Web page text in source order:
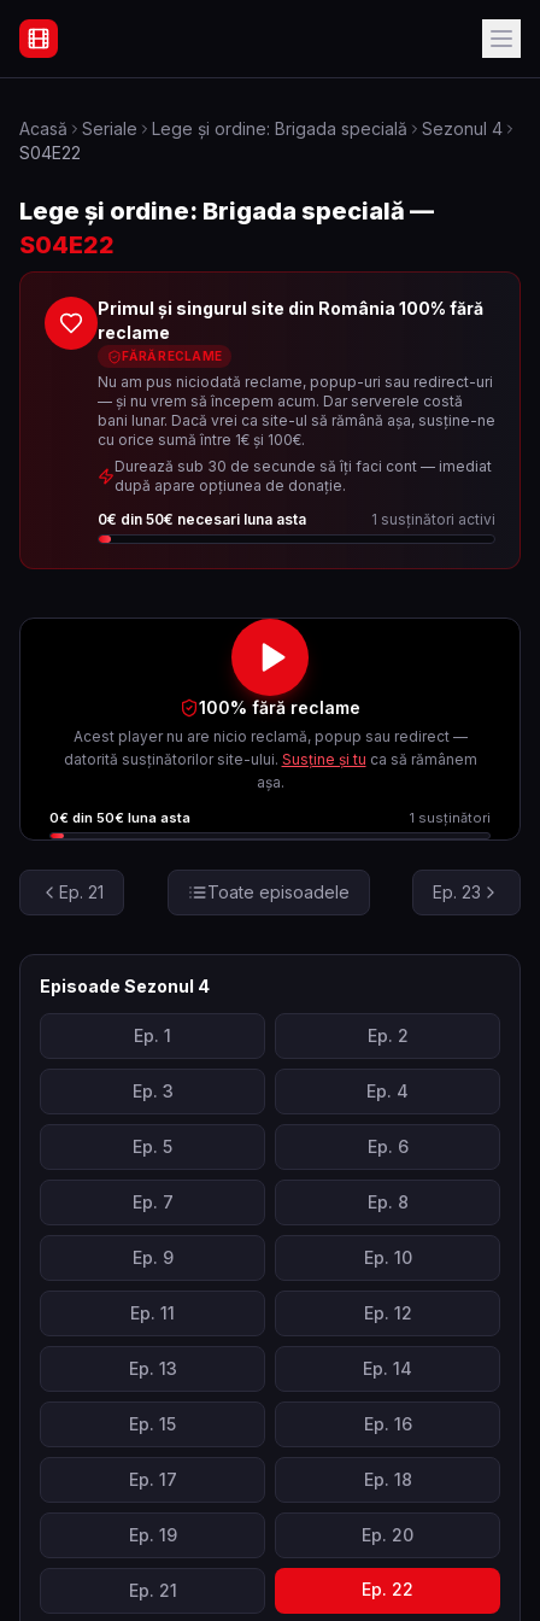
Filme Online Subtitrate - Acasă
Acasă Seriale Lege și ordine: Brigada specială Sezonul 4
S04E22
Lege și ordine: Brigada specială —
S04E22
Primul și singurul site din România 100% fără
reclame
FĂRĂ RECLAME
Nu am pus niciodată reclame, popup-uri sau redirect-uri
— și nu vrem să începem acum. Dar serverele costă
bani lunar. Dacă vrei ca site-ul să rămână așa, susține-ne
cu orice sumă între 1€ și 100€.
Durează sub 30 de secunde să îți faci cont — imediat
după apare opțiunea de donație.
0€ din 50€ necesari luna asta 1 susținători activi
100% fără reclame
Acest player nu are nicio reclamă, popup sau redirect —
datorită susținătorilor site-ului. Susține și tu ca să rămânem
așa.
0€ din 50€ luna asta 1 susținători
Ep. 21 Toate episoadele Ep. 23
Episoade Sezonul 4
Ep. 1 Ep. 2
Ep. 3 Ep. 4
Ep. 5 Ep. 6
Ep. 7 Ep. 8
Ep. 9 Ep. 10
Ep. 11 Ep. 12
Ep. 13 Ep. 14
Ep. 15 Ep. 16
Ep. 17 Ep. 18
Ep. 19 Ep. 20
Ep. 21 Ep. 22